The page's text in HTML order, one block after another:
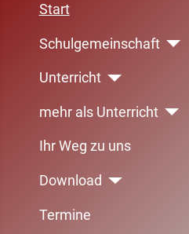
Start
Schulgemeinschaft
Unterricht
mehr als Unterricht
Ihr Weg zu uns
Download
Termine